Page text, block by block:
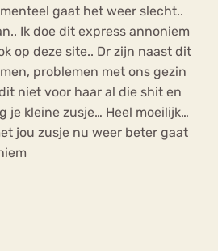
gaat het weer slecht..
Ik doe dit express annoniem
op deze site.. Dr zijn naast dit
problemen met ons gezin
niet voor haar al die shit en
je kleine zusje… Heel moeilijk…
jou zusje nu weer beter gaat